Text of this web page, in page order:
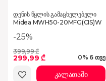
დენის წყლის გამაცხელებელი
Midea MWH50-20MFG(CIS)W
-25%
399,99 ₾
299,99 ₾ 0% 6 თვე
კალათაში